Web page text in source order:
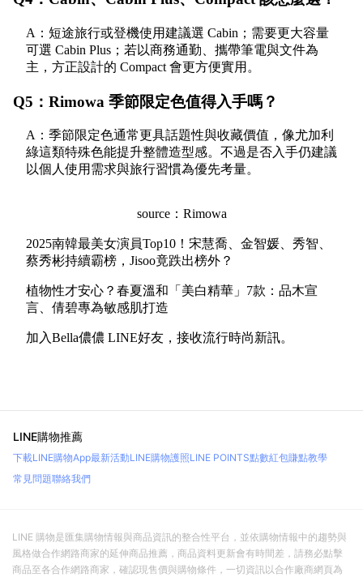
A：短途旅行或登機使用建議選 Cabin；需要更大容量
可選 Cabin Plus；若以商務通勤、攜帶筆電與文件為
主，方正設計的 Compact 會更方便實用。
Q5：Rimowa 季節限定色值得入手嗎？
A：季節限定色通常更具話題性與收藏價值，像尤加利
綠這類特殊色能提升整體造型感。不過是否入手仍建議
以個人使用需求與旅行習慣為優先考量。
source：Rimowa
2025南韓最美女演員Top10！宋慧喬、金智媛、秀智、
蔡秀彬持續霸榜，Jisoo竟跌出榜外？
植物性才安心？春夏溫和「美白精華」7款：品木宣
言、倩碧專為敏感肌打造
加入Bella儂儂 LINE好友 ，接收流行時尚新訊。
LINE購物推薦
下載LINE購物App最新活動LINE購物護照LINE POINTS點數紅包賺點教學
常見問題聯絡我們
LINE 購物是匯集購物情報與商品資訊的整合性平台，並依購物情報中的趨勢與
風格做合作網路商家的延伸商品推薦，商品資料更新會有時間差，請務必點擊
商品至各合作網路商家，確認現售價與購物條件，一切資訊以合作廠商網頁為